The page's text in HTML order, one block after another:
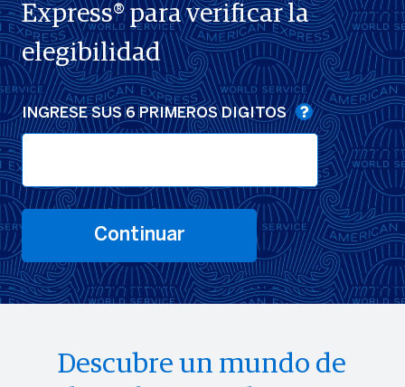
Express® para verificar la
elegibilidad
INGRESE SUS 6 PRIMEROS DIGITOS
Continuar
Descubre un mundo de